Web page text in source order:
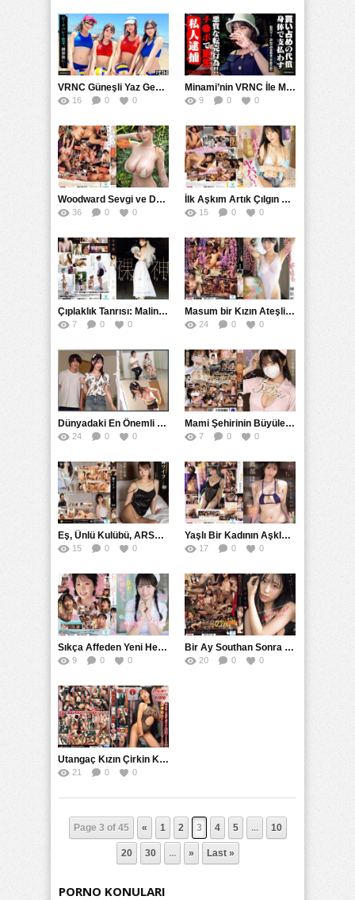
VRNC Güneşli Yaz Gecelerinde Dört Güzel Plaj Voleybolu Kızı: Nana, Chinami ve Natalie’nin Hikayesi
16 0 0
Minami’nin VRNC İle Mücadelesi: Kötü Niyetli Bayilerin Önlenmesi
9 0 0
Woodward Sevgi ve Duyguların Yoğunlaşması: SNOS ile Aşkı ve Hazzı Doğru Anlamak
36 0 0
İlk Aşkım Artık Çılgın Bir İkondur: Nagisa Airi
15 0 0
Çıplaklık Tanrısı: Malin Mita ve Mita Mitoko ya da Sada Mitsu Three Three Dōjin Mitadin Mitolojik Hikayesi
7 0 0
Masum bir Kızın Ateşli ve Ürkütücü Macerası: Sürekli ve Açıcı Bir Gün
24 0 0
Dünyadaki En Önemli Bilimsel Keşifler ve Gelişmeler
24 0 0
Mami Şehirinin Büyüleyici Güzelliği ve Aşkın Parlak Anları
7 0 0
Eş, Ünlü Kulübü, ARSO ve 三上美月 İsimlerinin Bir Arada Bulunduğu İlginç Birliktelik
15 0 0
Yaşlı Bir Kadının Aşkla Dolu Anları: Şiddetli orgazm ve Çarpıcı Deneyimler
17 0 0
Sıkça Affeden Yeni Hemşire Beyaz Üstü Çiçek Açan SNOS
9 0 0
Bir Ay Southan Sonra İçinden Çıkan Arzuları ve Duygusal Çöküşü ile Güzel Genç Kızın Hikayesi
20 0 0
Utangaç Kızın Çirkin Kıyafetlerle İşkence Gecesi NHDTC
21 0 0
Page 3 of 45 « 1 2 3 4 5 ... 10
20 30 ... » Last »
PORNO KONULARI